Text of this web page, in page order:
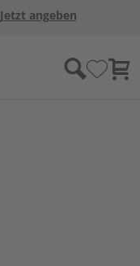
Jetzt angeben